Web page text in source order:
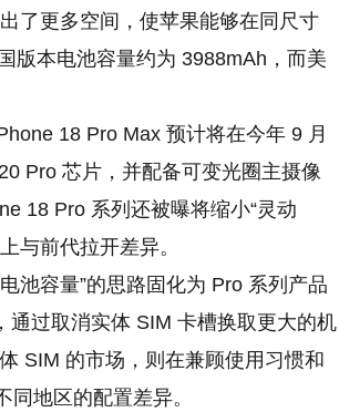
了更多空间，使苹果能够在同尺寸
版本电池容量约为 3988mAh，而美
18 Pro Max 预计将在今年 9 月
Pro 芯片，并配备可变光圈主摄像
18 Pro 系列还被曝将缩小“灵动
与前代拉开差异。
池容量”的思路固化为 Pro 系列产品
通过取消实体 SIM 卡槽换取更大的机
SIM 的市场，则在兼顾使用习惯和
地区的配置差异。